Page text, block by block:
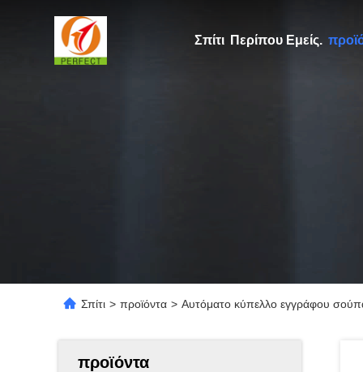
Σπίτι Περίπου Εμείς.
Σπίτι > προϊόντα > Αυτόματο κύπελλο εγγράφου
προϊόντα